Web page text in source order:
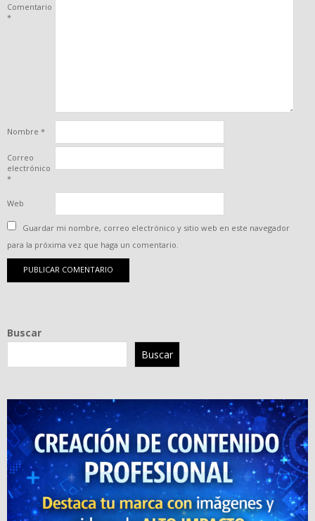
Comentario
*
Nombre *
Correo
electrónico
*
Web
Guardar mi nombre, correo electrónico y sitio web en este navegador
para la próxima vez que haga un comentario.
Buscar
Buscar